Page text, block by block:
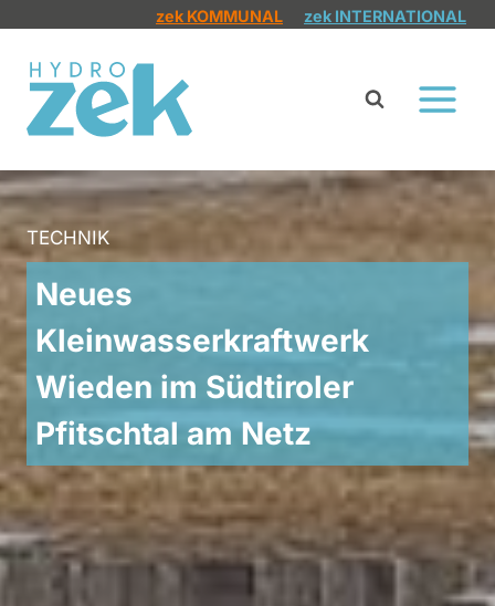
springen
zek KOMMUNAL zek INTERNATIONAL
TECHNIK
Neues
Kleinwasserkraftwerk
Wieden im Südtiroler
Pfitschtal am Netz